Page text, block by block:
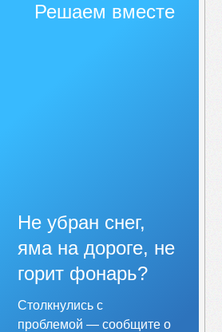
Решаем вместе
Не убран снег,
яма на дороге, не
горит фонарь?
Столкнулись с
проблемой — сообщите о